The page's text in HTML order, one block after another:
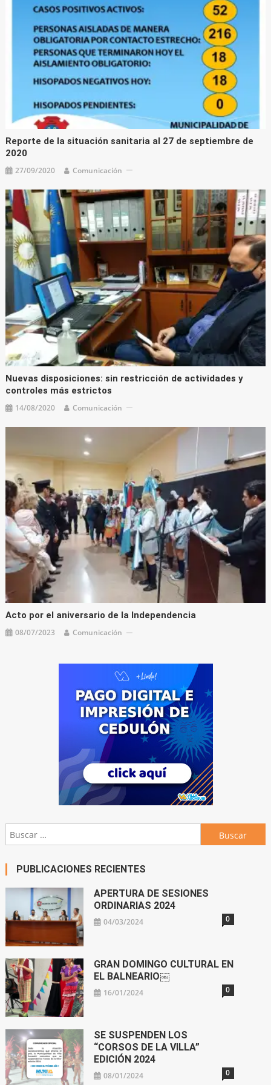
Reporte de la situación sanitaria al 27 de septiembre de
2020
27/09/2020 Comunicación
Nuevas disposiciones: sin restricción de actividades y
controles más estrictos
14/08/2020 Comunicación
Acto por el aniversario de la Independencia
08/07/2023 Comunicación
Buscar:
PUBLICACIONES RECIENTES
APERTURA DE SESIONES
ORDINARIAS 2024
04/03/2024 0
GRAN DOMINGO CULTURAL EN
EL BALNEARIO￼
16/01/2024 0
SE SUSPENDEN LOS
“CORSOS DE LA VILLA”
EDICIÓN 2024
08/01/2024 0